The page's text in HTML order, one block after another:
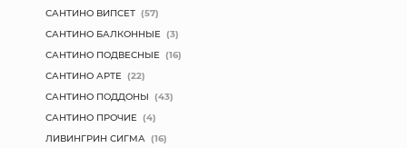
САНТИНО ВИПСЕТ (57)
САНТИНО БАЛКОННЫЕ (3)
САНТИНО ПОДВЕСНЫЕ (16)
САНТИНО АРТЕ (22)
САНТИНО ПОДДОНЫ (43)
САНТИНО ПРОЧИЕ (4)
ЛИВИНГРИН СИГМА (16)